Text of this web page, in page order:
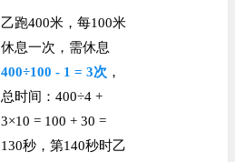
乙跑400米，每100米
休息一次，需休息
400÷100 - 1 = 3次 ，
总时间：400÷4 +
3×10 = 100 + 30 =
130秒，第140秒时乙